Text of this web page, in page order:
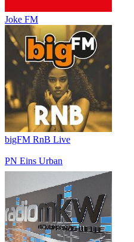
Joke FM
bigFM RnB Live
PN Eins Urban